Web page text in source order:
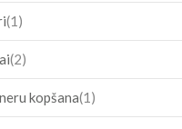
1
2
kopšana 1